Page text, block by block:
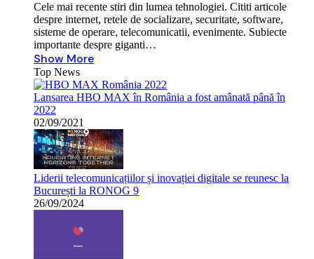
Cele mai recente stiri din lumea tehnologiei. Cititi articole
despre internet, retele de socializare, securitate, software,
sisteme de operare, telecomunicatii, evenimente. Subiecte
importante despre giganti…
Show More
Top News
Lansarea HBO MAX în România a fost amânată până în
2022
02/09/2021
Liderii telecomunicațiilor și inovației digitale se reunesc la
București la RONOG 9
26/09/2024